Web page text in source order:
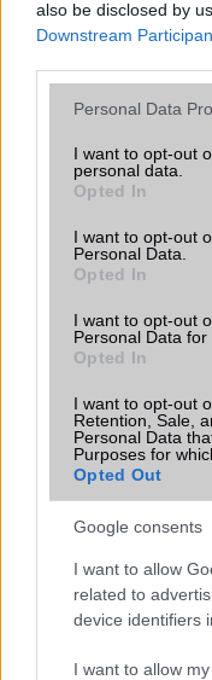
also be disclosed by
Downstream
Please note that this
not limited to your
grant or deny
use your data for
consent section.
Personal Data
I want to opt-out
personal data.
Opted In
I want to opt-out
Personal Data.
Opted In
I want to opt-out
Personal Data for
Opted In
I want to opt-out
Retention, Sale,
Personal Data
Purposes for
Opted Out
Google consents
I want to allow
related to
device identifiers
I want to allow
jelentősen
miközben a Pixel
KAPCSOLÓDÓ HÍREK
iPhone 5C néven
Sztárnál látták az
Részletesen az
iPhone 5C: mint a
Olcsó és színes:
9 millió iPhone 5S
Nem jött be az
További hírek